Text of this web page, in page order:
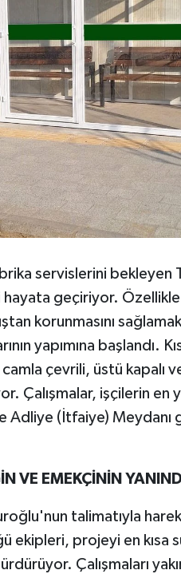
servislerini bekleyen
geçiriyor. Özellikle
korunmasını
yapımına başlandı.
çevrili, üstü kapalı
Çalışmalar, işçilerin en
Adliye (İtfaiye) Meydanı
VE EMEKÇİNİN
talimatıyla
ekipleri, projeyi en kısa
Çalışmaları